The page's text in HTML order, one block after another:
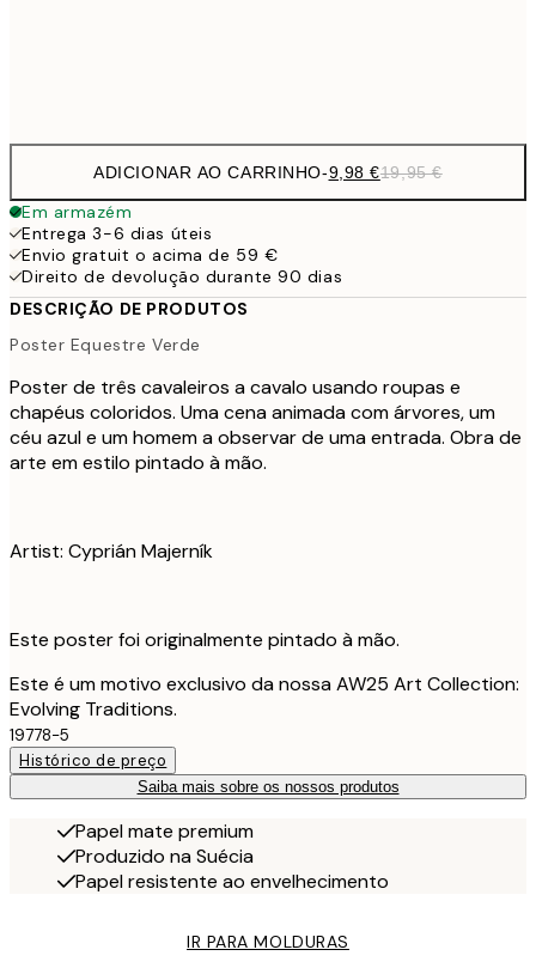
ADICIONAR AO CARRINHO-9,98 €19,95 €
Em armazém
Entrega 3-6 dias úteis
Envio gratuit o acima de 59 €
Direito de devolução durante 90 dias
DESCRIÇÃO DE PRODUTOS
Poster Equestre Verde
Poster de três cavaleiros a cavalo usando roupas e
chapéus coloridos. Uma cena animada com árvores, um
céu azul e um homem a observar de uma entrada. Obra de
arte em estilo pintado à mão.
Artist: Cyprián Majerník
Este poster foi originalmente pintado à mão.
Este é um motivo exclusivo da nossa AW25 Art Collection:
Evolving Traditions.
19778-5
Histórico de preço
Saiba mais sobre os nossos produtos
Papel mate premium
Produzido na Suécia
Papel resistente ao envelhecimento
IR PARA MOLDURAS